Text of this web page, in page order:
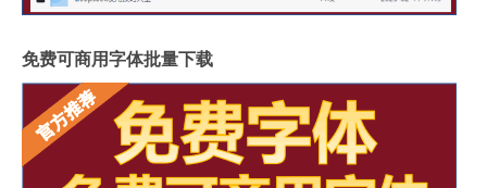
免费可商用字体批量下载